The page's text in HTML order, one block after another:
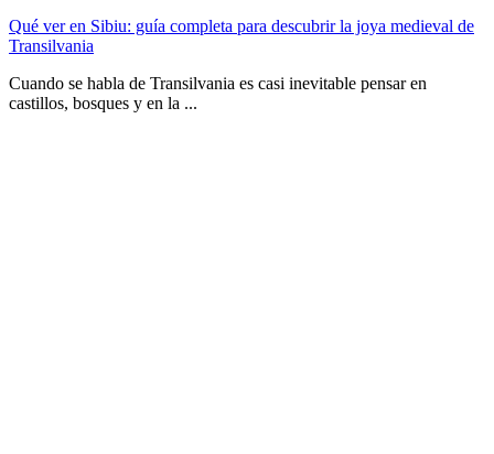
Qué ver en Sibiu: guía completa para descubrir la joya medieval de
Transilvania
Cuando se habla de Transilvania es casi inevitable pensar en
castillos, bosques y en la ...